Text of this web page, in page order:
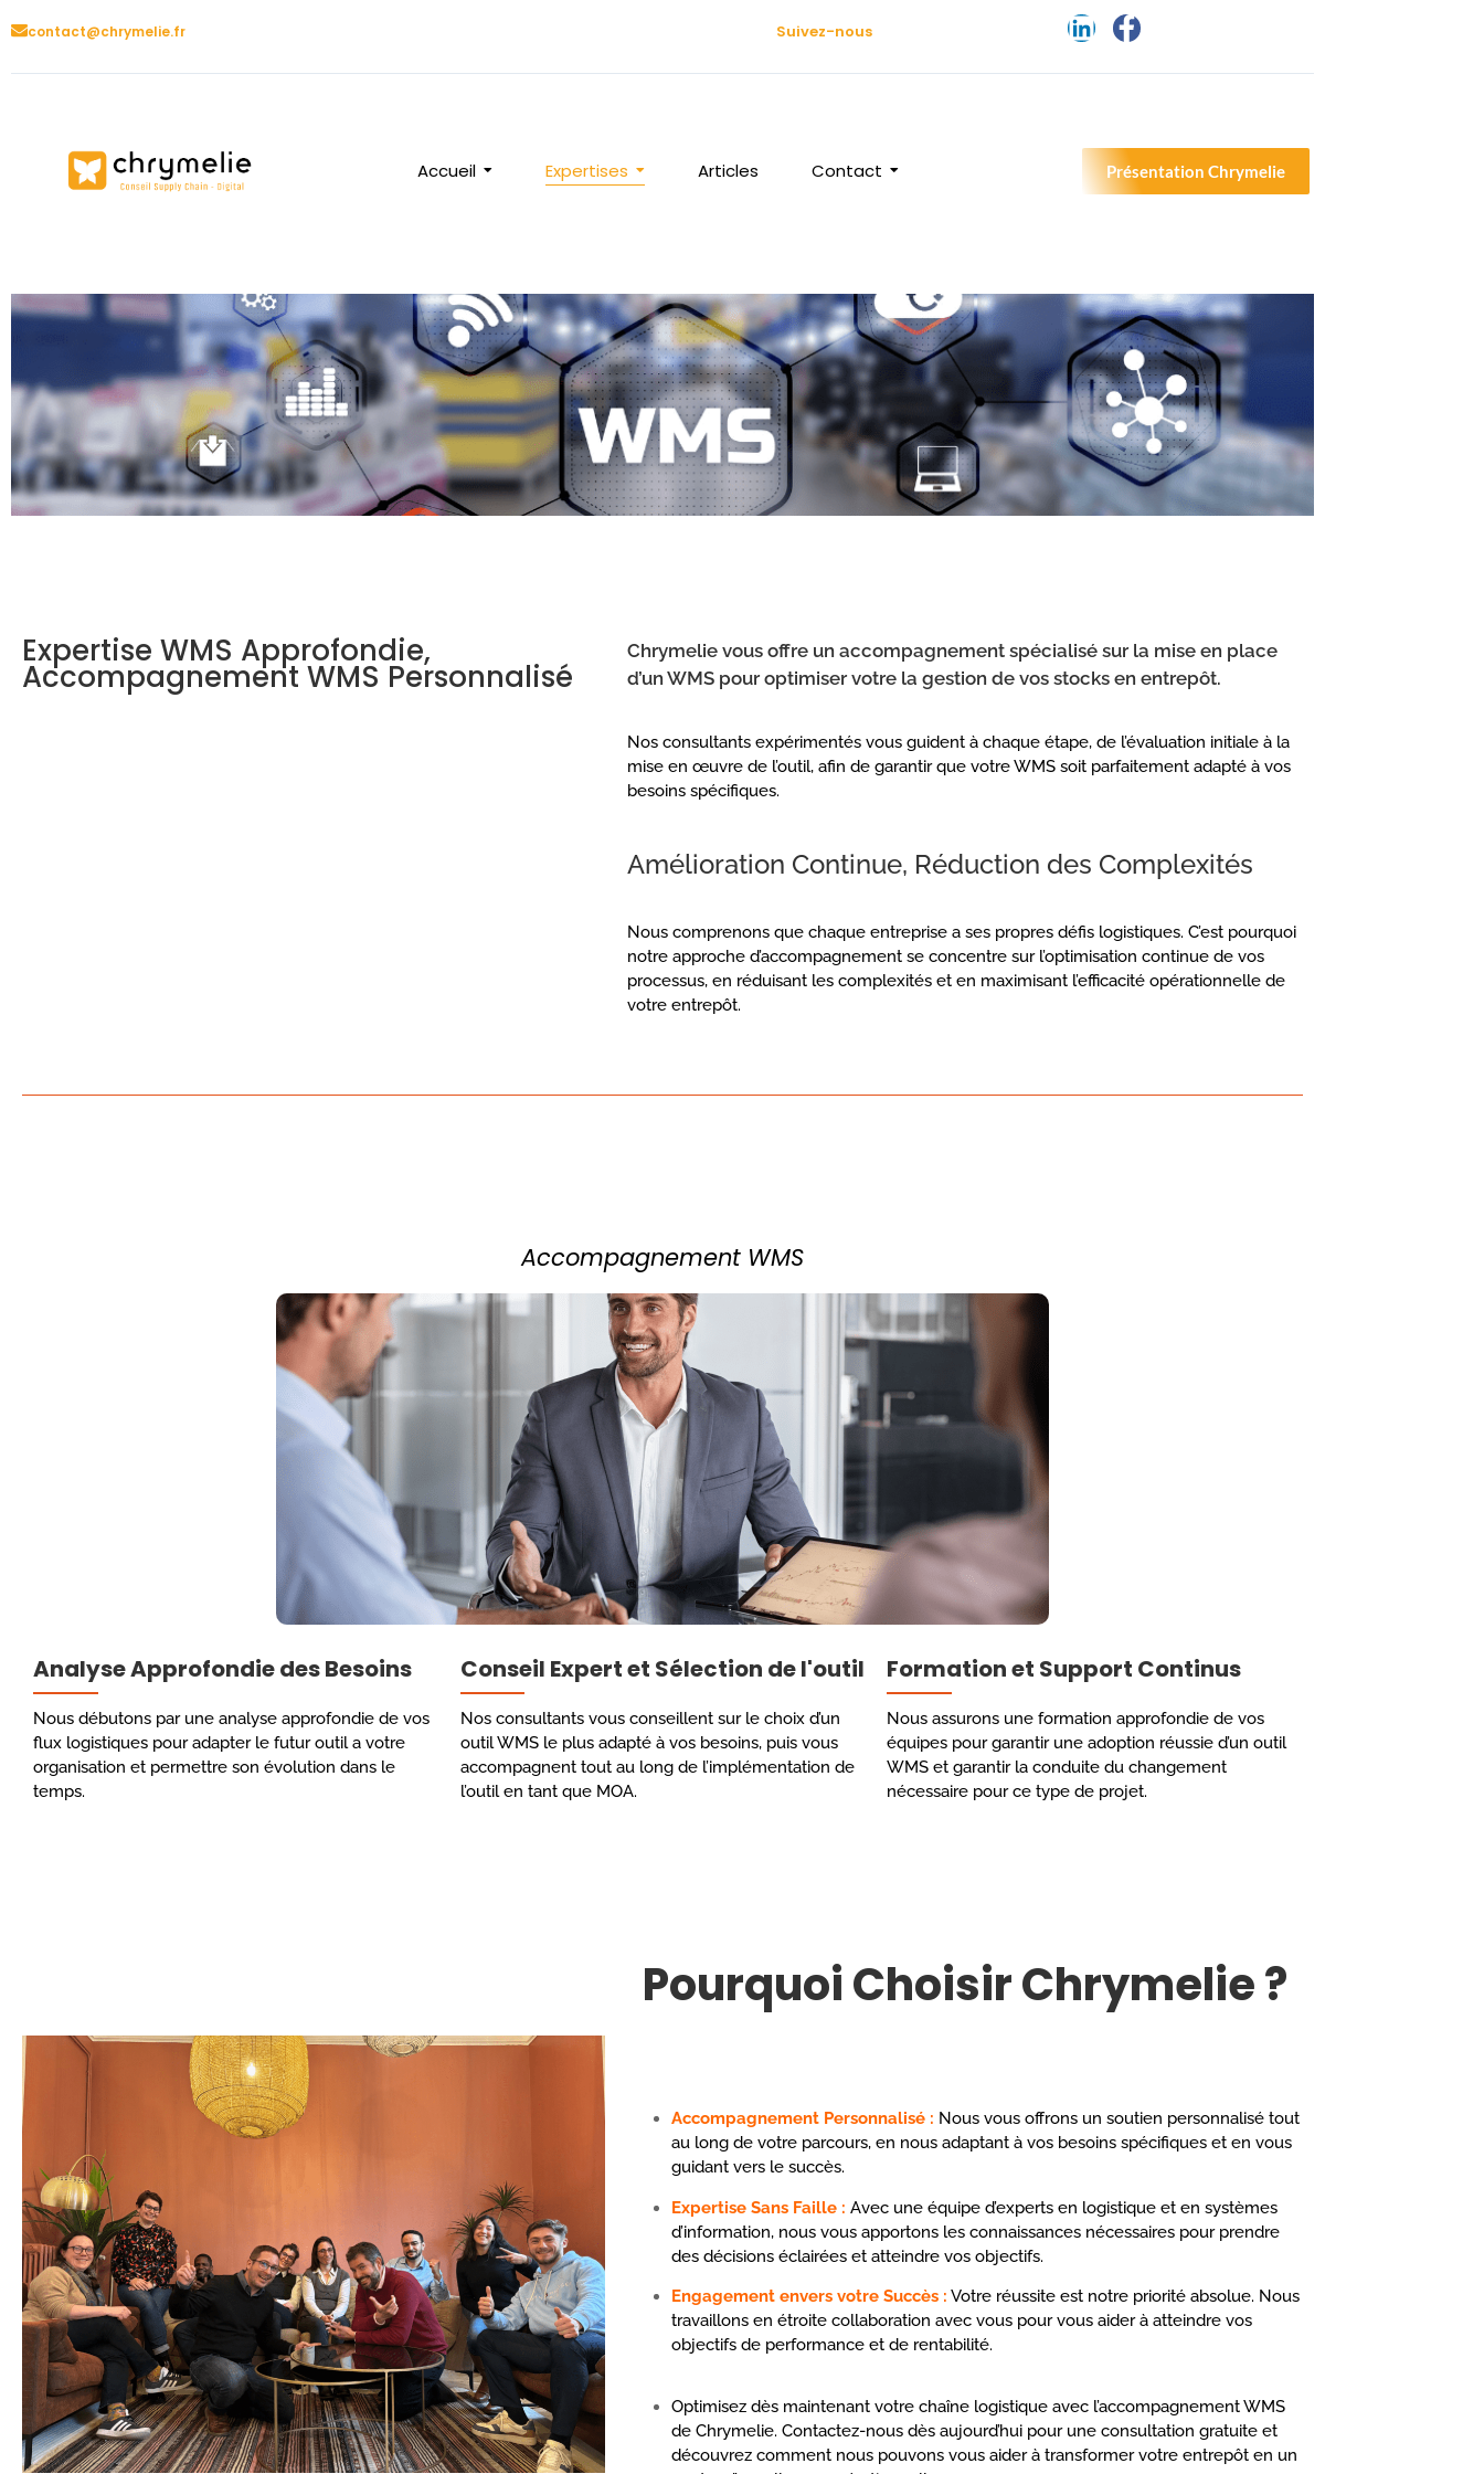
contact@chrymelie.fr Suivez-nous
Accueil Expertises Articles Contact Présentation Chrymelie
Accompagnement WMS
Expertise WMS Approfondie,
Accompagnement WMS Personnalisé
Chrymelie vous offre un accompagnement spécialisé sur la mise en place
d’un WMS pour optimiser votre la gestion de vos stocks en entrepôt.
Nos consultants expérimentés vous guident à chaque étape, de l’évaluation initiale à la
mise en œuvre de l’outil, afin de garantir que votre WMS soit parfaitement adapté à vos
besoins spécifiques.
Amélioration Continue, Réduction des Complexités
Nous comprenons que chaque entreprise a ses propres défis logistiques. C’est pourquoi
notre approche d’accompagnement se concentre sur l’optimisation continue de vos
processus, en réduisant les complexités et en maximisant l’efficacité opérationnelle de
votre entrepôt.
Accompagnement WMS
Analyse Approfondie des Besoins
Nous débutons par une analyse approfondie de vos
flux logistiques pour adapter le futur outil a votre
organisation et permettre son évolution dans le
temps.
Conseil Expert et Sélection de l'outil
Nos consultants vous conseillent sur le choix d’un
outil WMS le plus adapté à vos besoins, puis vous
accompagnent tout au long de l’implémentation de
l’outil en tant que MOA.
Formation et Support Continus
Nous assurons une formation approfondie de vos
équipes pour garantir une adoption réussie d’un outil
WMS et garantir la conduite du changement
nécessaire pour ce type de projet.
Pourquoi Choisir Chrymelie ?
Accompagnement Personnalisé : Nous vous offrons un soutien personnalisé tout
au long de votre parcours, en nous adaptant à vos besoins spécifiques et en vous
guidant vers le succès.
Expertise Sans Faille : Avec une équipe d’experts en logistique et en systèmes
d’information, nous vous apportons les connaissances nécessaires pour prendre
des décisions éclairées et atteindre vos objectifs.
Engagement envers votre Succès : Votre réussite est notre priorité absolue. Nous
travaillons en étroite collaboration avec vous pour vous aider à atteindre vos
objectifs de performance et de rentabilité.
Optimisez dès maintenant votre chaîne logistique avec l’accompagnement WMS
de Chrymelie. Contactez-nous dès aujourd’hui pour une consultation gratuite et
découvrez comment nous pouvons vous aider à transformer votre entrepôt en un